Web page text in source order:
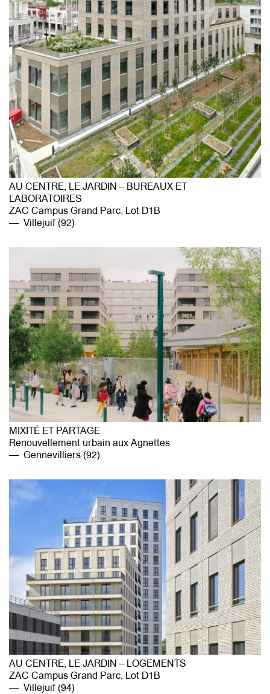
AU CENTRE, LE JARDIN – BUREAUX ET
LABORATOIRES
ZAC Campus Grand Parc, Lot D1B
Villejuif (92)
MIXITÉ ET PARTAGE
Renouvellement urbain aux Agnettes
Gennevilliers (92)
AU CENTRE, LE JARDIN – LOGEMENTS
ZAC Campus Grand Parc, Lot D1B
Villejuif (94)